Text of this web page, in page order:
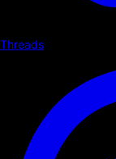
Threads